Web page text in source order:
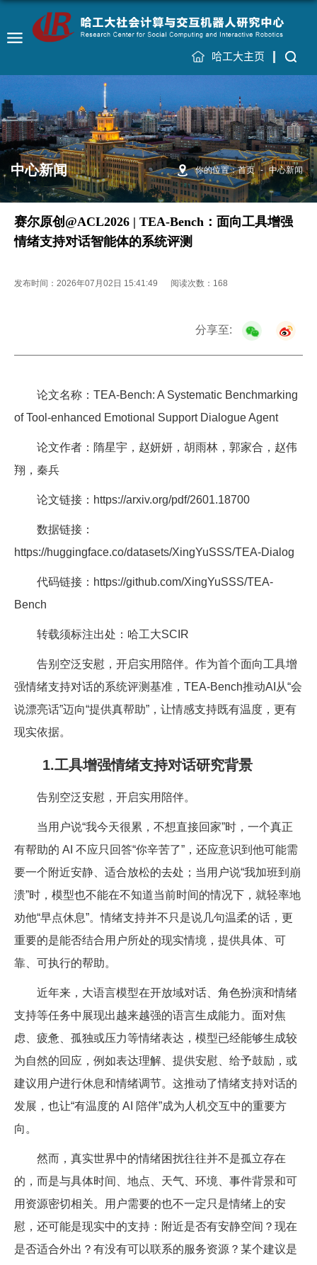
哈工大主页
你的位置：首页 - 中心新闻
中心新闻
赛尔原创@ACL2026 | TEA-Bench：面向工具增强
情绪支持对话智能体的系统评测
发布时间：2026年07月02日 15:41:49 阅读次数： 168
分享至:
论文名称：TEA-Bench: A Systematic Benchmarking
of Tool-enhanced Emotional Support Dialogue Agent
论文作者：隋星宇，赵妍妍，胡雨林，郭家合，赵伟
翔，秦兵
论文链接：https://arxiv.org/pdf/2601.18700
数据链接：
https://huggingface.co/datasets/XingYuSSS/TEA-Dialog
代码链接：https://github.com/XingYuSSS/TEA-
Bench
转载须标注出处：哈工大SCIR
告别空泛安慰，开启实用陪伴。作为首个面向工具增
强情绪支持对话的系统评测基准，TEA-Bench推动AI从“会
说漂亮话”迈向“提供真帮助”，让情感支持既有温度，更有
现实依据。
1.工具增强情绪支持对话研究背景
告别空泛安慰，开启实用陪伴。
当用户说“我今天很累，不想直接回家”时，一个真正
有帮助的 AI 不应只回答“你辛苦了”，还应意识到他可能需
要一个附近安静、适合放松的去处；当用户说“我加班到崩
溃”时，模型也不能在不知道当前时间的情况下，就轻率地
劝他“早点休息”。情绪支持并不只是说几句温柔的话，更
重要的是能否结合用户所处的现实情境，提供具体、可
靠、可执行的帮助。
近年来，大语言模型在开放域对话、角色扮演和情绪
支持等任务中展现出越来越强的语言生成能力。面对焦
虑、疲惫、孤独或压力等情绪表达，模型已经能够生成较
为自然的回应，例如表达理解、提供安慰、给予鼓励，或
建议用户进行休息和情绪调节。这推动了情绪支持对话的
发展，也让“有温度的 AI 陪伴”成为人机交互中的重要方
向。
然而，真实世界中的情绪困扰往往并不是孤立存在
的，而是与具体时间、地点、天气、环境、事件背景和可
用资源密切相关。用户需要的也不一定只是情绪上的安
慰，还可能是现实中的支持：附近是否有安静空间？现在
是否适合外出？有没有可以联系的服务资源？某个建议是